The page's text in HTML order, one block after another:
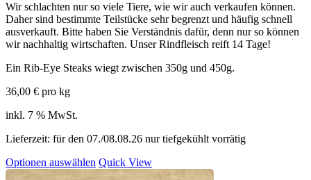
Wir schlachten nur so viele Tiere, wie wir auch verkaufen können.
Daher sind bestimmte Teilstücke sehr begrenzt und häufig schnell
ausverkauft. Bitte haben Sie Verständnis dafür, denn nur so können
wir nachhaltig wirtschaften. Unser Rindfleisch reift 14 Tage!
Ein Rib-Eye Steaks wiegt zwischen 350g und 450g.
36,00 € pro kg
inkl. 7 % MwSt.
Lieferzeit: für den 07./08.08.26 nur tiefgekühlt vorrätig
Optionen auswählen Quick View